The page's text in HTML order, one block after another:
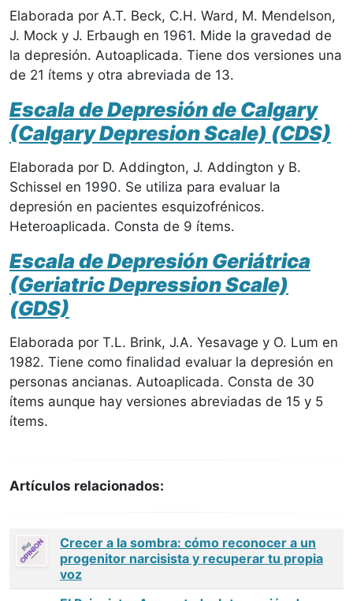
Elaborada por A.T. Beck, C.H. Ward, M. Mendelson,
J. Mock y J. Erbaugh en 1961. Mide la gravedad de
la depresión. Autoaplicada. Tiene dos versiones una
de 21 ítems y otra abreviada de 13.
Escala de Depresión de Calgary
(Calgary Depresion Scale) (CDS)
Elaborada por D. Addington, J. Addington y B.
Schissel en 1990. Se utiliza para evaluar la
depresión en pacientes esquizofrénicos.
Heteroaplicada. Consta de 9 ítems.
Escala de Depresión Geriátrica
(Geriatric Depression Scale)
(GDS)
Elaborada por T.L. Brink, J.A. Yesavage y O. Lum en
1982. Tiene como finalidad evaluar la depresión en
personas ancianas. Autoaplicada. Consta de 30
ítems aunque hay versiones abreviadas de 15 y 5
ítems.
Artículos relacionados:
Crecer a la sombra: cómo reconocer a un
progenitor narcisista y recuperar tu propia
voz